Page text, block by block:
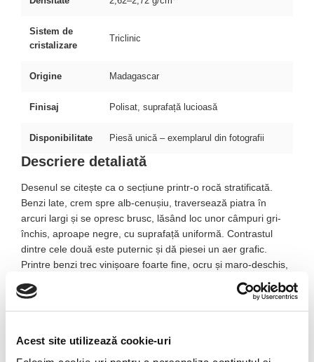
Acest site utilizează cookie-uri
Sistem de
cristalizare
Triclinic
Origine Madagascar
Finisaj Polisat, suprafață lucioasă
Disponibilitate Piesă unică – exemplarul din fotografii
Descriere detaliată
Desenul se citește ca o secțiune printr-o rocă stratificată.
Benzi late, crem spre alb-cenușiu, traversează piatra în
arcuri largi și se opresc brusc, lăsând loc unor câmpuri gri-
închis, aproape negre, cu suprafață uniformă. Contrastul
dintre cele două este puternic și dă piesei un aer grafic.
Printre benzi trec vinișoare foarte fine, ocru și maro-deschis,
care urmăresc fisuri vechi ale materialului. Ținută înclinat
spre lumină, o parte din suprafață capătă un luciu sidefiu
discret, mai vizibil pe zonele deschise decât pe cele negre.
grosime bună în palmă.